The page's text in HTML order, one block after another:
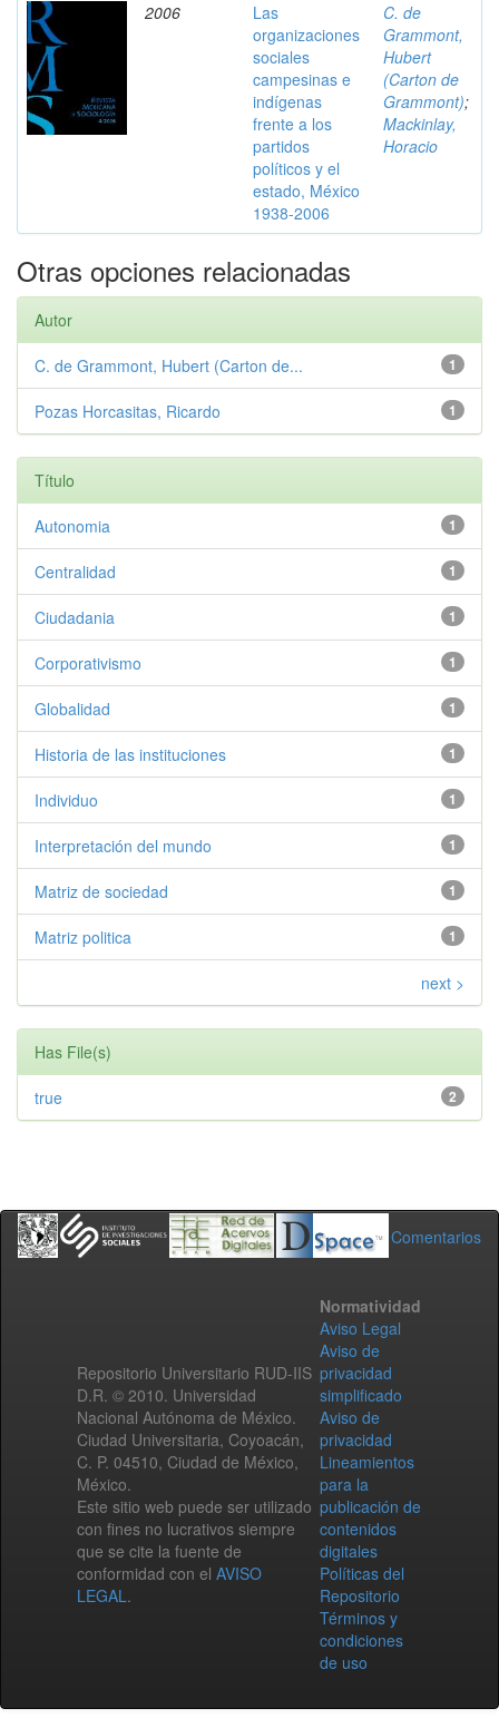
2006
Las
organizaciones
sociales
campesinas e
indígenas
frente a los
partidos
políticos y el
estado, México
1938-2006
C. de
Grammont,
Hubert
(Carton de
Grammont);
Mackinlay,
Horacio
Otras opciones relacionadas
Autor
1
C. de Grammont, Hubert (Carton de...
1
Pozas Horcasitas, Ricardo
Título
1
Autonomia
1
Centralidad
1
Ciudadania
1
Corporativismo
1
Globalidad
1
Historia de las instituciones
1
Individuo
1
Interpretación del mundo
1
Matriz de sociedad
1
Matriz politica
next >
Has File(s)
2
true
Comentarios
Repositorio Universitario RUD-IIS
D.R. © 2010. Universidad
Nacional Autónoma de México.
Ciudad Universitaria, Coyoacán,
C. P. 04510, Ciudad de México,
México.
Este sitio web puede ser utilizado
con fines no lucrativos siempre
que se cite la fuente de
conformidad con el AVISO
LEGAL.
Normatividad
Aviso Legal
Aviso de
privacidad
simplificado
Aviso de
privacidad
Lineamientos
para la
publicación de
contenidos
digitales
Políticas del
Repositorio
Términos y
condiciones
de uso